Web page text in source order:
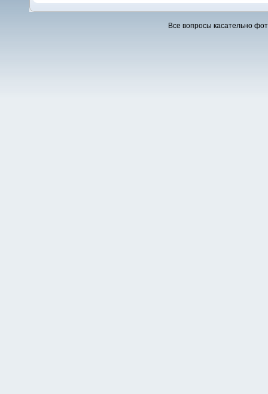
Все вопросы касательно